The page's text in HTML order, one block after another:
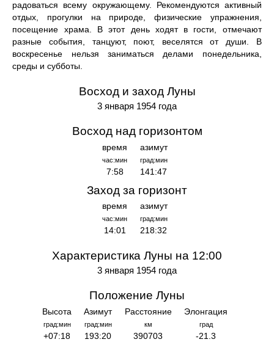
радоваться всему окружающему. Рекомендуются активный
отдых, прогулки на природе, физические упражнения,
посещение храма. В этот день ходят в гости, отмечают
разные события, танцуют, поют, веселятся от души. В
воскресенье нельзя заниматься делами понедельника,
среды и субботы.
Восход и заход Луны
3 января 1954 года
Восход над горизонтом
время
час:мин
7:58
азимут
град:мин
141:47
Заход за горизонт
время
час:мин
14:01
азимут
град:мин
218:32
Характеристика Луны на 12:00
3 января 1954 года
Положение Луны
Высота
град:мин
+07:18
Азимут
град:мин
193:20
Расстояние
км
390703
Элонгация
град
-21.3